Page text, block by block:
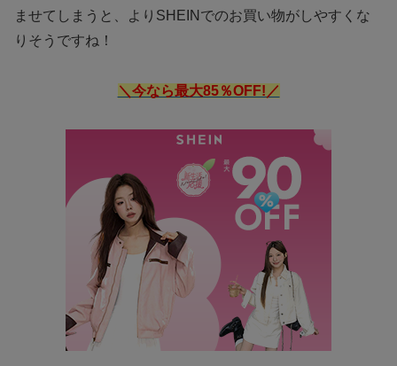
ませてしまうと、よりSHEINでのお買い物がしやすくな
りそうですね！
＼今なら最大85％OFF!／